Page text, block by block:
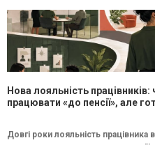
Нова лояльність
працювати «до пенсії», але
Довгі роки лояльність